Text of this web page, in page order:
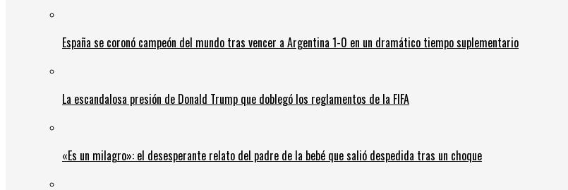
España se coronó campeón del mundo tras vencer a Argentina 1-0 en un dramático tiempo suplementario
La escandalosa presión de Donald Trump que doblegó los reglamentos de la FIFA
«Es un milagro»: el desesperante relato del padre de la bebé que salió despedida tras un choque